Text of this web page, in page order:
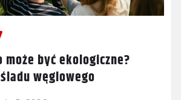
może być ekologiczne?
węglowego